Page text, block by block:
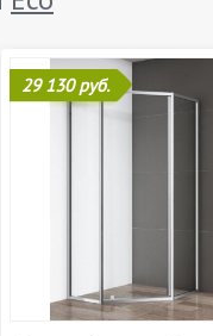
29 130 руб.